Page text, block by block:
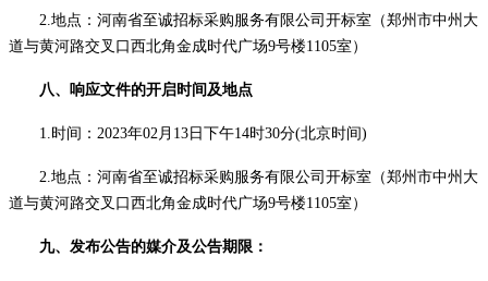
2.地点：河南省至诚招标采购服务有限公司开标室（郑州市中州大
道与黄河路交叉口西北角金成时代广场9号楼1105室）
八、响应文件的开启时间及地点
1.时间： 2023年02月 13 日 下午14时30分(北京时间)
2.地点：河南省至诚招标采购服务有限公司开标室（郑州市中州大
道与黄河路交叉口西北角金成时代广场9号楼1105室）
九、发布公告的媒介及公告期限：